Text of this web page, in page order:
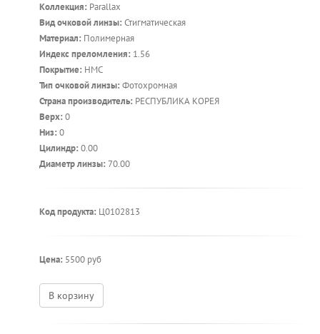
Коллекция: Parallax
Вид очковой линзы: Стигматическая
Материал: Полимерная
Индекс преломления: 1.56
Покрытие: HMC
Тип очковой линзы: Фотохромная
Страна производитель: РЕСПУБЛИКА КОРЕЯ
Верх: 0
Низ: 0
Цилиндр: 0.00
Диаметр линзы: 70.00
Код продукта: Ц0102813
Цена: 5500 руб
В корзину